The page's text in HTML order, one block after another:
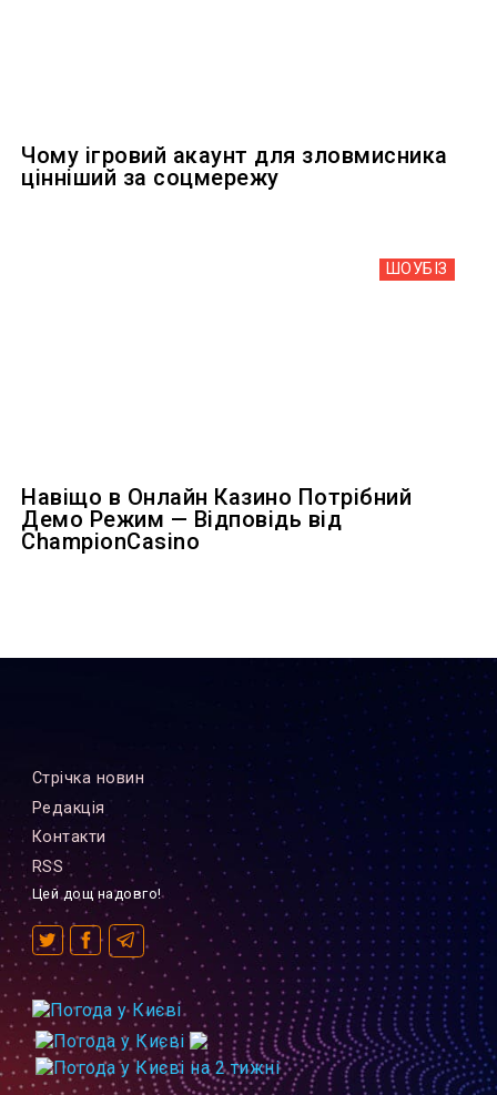
Чому ігровий акаунт для зловмисника
цінніший за соцмережу
ШОУБIЗ
Навіщо в Онлайн Казино Потрібний
Демо Режим — Відповідь від
ChampionCasino
Стрiчка новин
Редакцiя
Контакти
RSS
Цей дощ надовго!